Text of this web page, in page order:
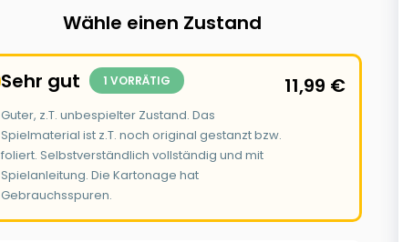
Wähle einen Zustand
Sehr gut 1 VORRÄTIG
Guter, z.T. unbespielter Zustand. Das
Spielmaterial ist z.T. noch original gestanzt bzw.
foliert. Selbstverständlich vollständig und mit
Spielanleitung. Die Kartonage hat
Gebrauchsspuren.
11,99 €